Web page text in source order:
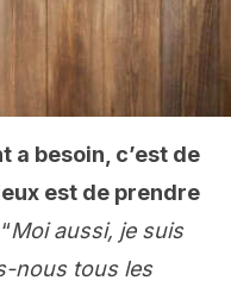
a besoin, c’est de
est de prendre
Moi aussi, je suis
nous tous les